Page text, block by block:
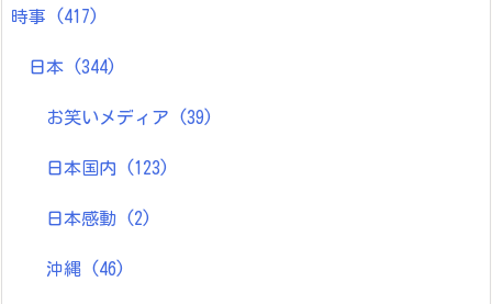
時事 (417)
日本 (344)
お笑いメディア (39)
日本国内 (123)
日本感動 (2)
沖縄 (46)